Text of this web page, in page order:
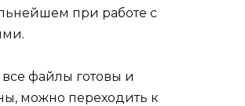
при работе с
все файлы готовы и
можно переходить к